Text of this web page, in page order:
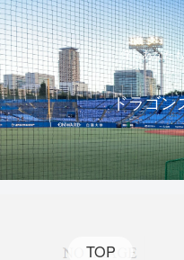
僕もあなた
ドラゴン
TOP